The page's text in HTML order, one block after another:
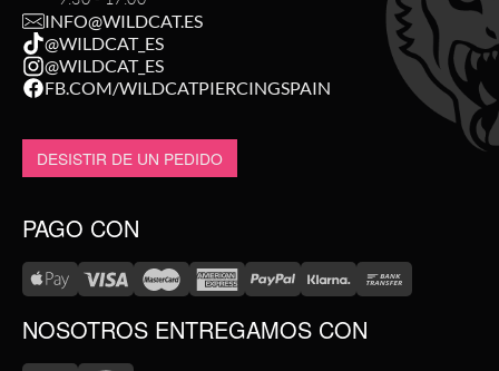
INFO@WILDCAT.ES
@WILDCAT_ES
@WILDCAT_ES
FB.COM/WILDCATPIERCINGSPAIN
DESISTIR DE UN PEDIDO
PAGO CON
NOSOTROS ENTREGAMOS CON